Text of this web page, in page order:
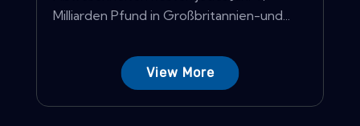
Milliarden Pfund in Großbritannien-und...
View More